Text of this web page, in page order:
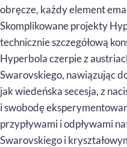
obręcze, każdy element
Skomplikowane projekty
technicznie szczegółową
Hyperbola czerpie z
Swarovskiego, nawiązując
jak wiedeńska secesja, z
i swobodę
przypływami i odpływami
Swarovskiego i